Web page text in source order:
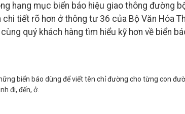
hạng mục biển báo hiệu giao thông đường
chi tiết rõ hơn ở thông tư 36 của Bộ Văn Hóa
quý khách hàng tìm hiểu kỹ hơn về biển
biển báo dùng để viết tên chỉ đường cho từng con
đi, đến, ở.